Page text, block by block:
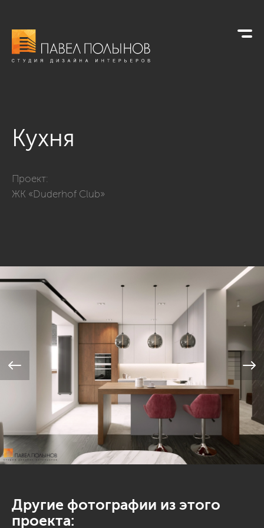
Кухня
Проект:
ЖК «Duderhof Club»
Другие фотографии из этого
проекта: